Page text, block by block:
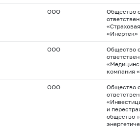
ООО
Общество
«Инертек»
ООО
Общество
компания
ООО
Общество
и
общество